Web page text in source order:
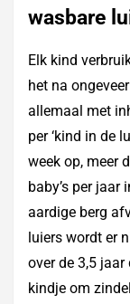
wasbare
Elk kind
het na
allemaal met
per ‘kind in de
week op, meer
baby’s per jaar
aardige berg
luiers wordt er
over de 3,5
kindje om